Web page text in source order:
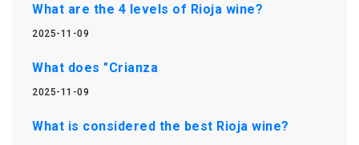
What are the 4 levels of Rioja wine?
2025-11-09
What does "Crianza
2025-11-09
What is considered the best Rioja wine?